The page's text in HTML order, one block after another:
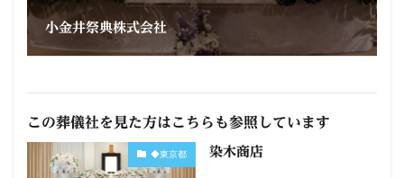
小金井祭典株式会社
この葬儀社を見た方はこちらも参照しています
◆東京都 染木商店